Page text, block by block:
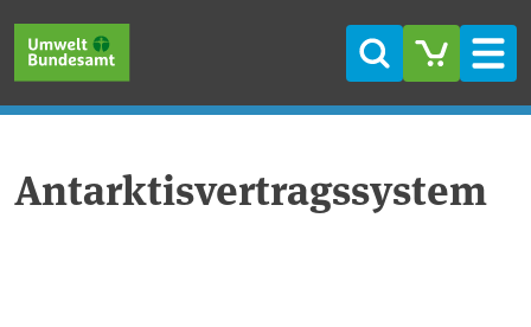
Suche
Antarktisvertragssystem